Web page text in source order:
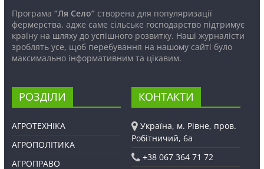
Програма “Ля Село”створена для популяризації
фермерства, адже саме сільське господарство підтримує
країну на шляху до успішного розвитку. Наші журналісти
зроблять усе, щоб перебування на нашому сайті було
максимально інформативним та цікавим.
РОЗДІЛИ
АГРОТЕХНІКА
АГРОПОЛІТИКА
АГРОПРАВО
КОНТАКТИ
Україна, м. Рівне, пров.
Робітничий, 6а
+38 067 364 71 72